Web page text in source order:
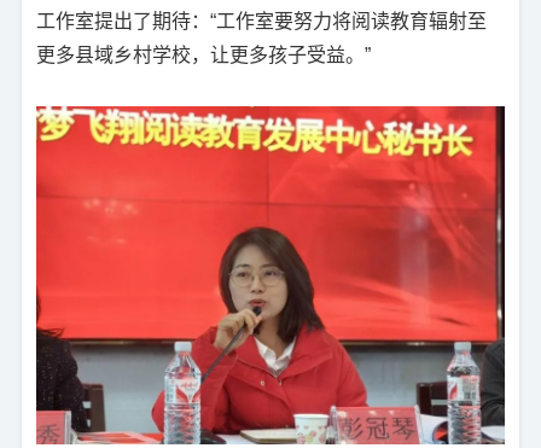
工作室提出了期待：“工作室要努力将阅读教育辐射至
更多县域乡村学校，让更多孩子受益。”